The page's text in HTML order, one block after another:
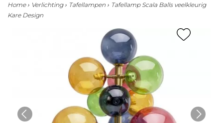
Home Verlichting Tafellampen
Tafellamp Scala Balls veelkleurig
Kare Design